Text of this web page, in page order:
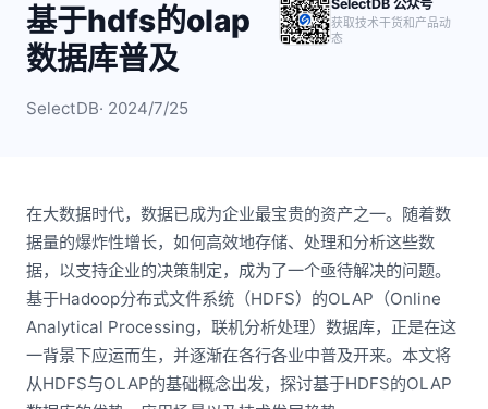
基于hdfs的olap
数据库普及
SelectDB· 2024/7/25
SelectDB 公众号
获取技术干货和产品动
态
在大数据时代，数据已成为企业最宝贵的资产之一。随着数
据量的爆炸性增长，如何高效地存储、处理和分析这些数
据，以支持企业的决策制定，成为了一个亟待解决的问题。
基于Hadoop分布式文件系统（HDFS）的OLAP（Online
Analytical Processing，联机分析处理）数据库，正是在这
一背景下应运而生，并逐渐在各行各业中普及开来。本文将
从HDFS与OLAP的基础概念出发，探讨基于HDFS的OLAP